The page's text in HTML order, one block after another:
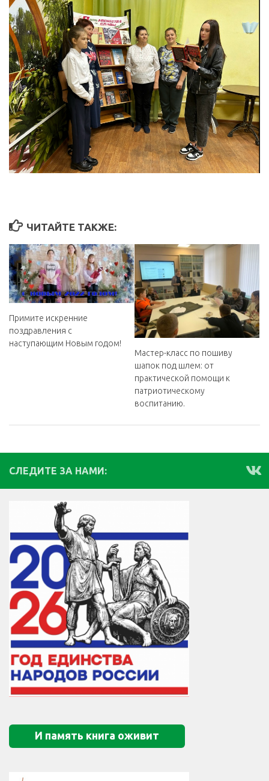
ЧИТАЙТЕ ТАКЖЕ:
Примите искренние
поздравления с
наступающим Новым годом!
Мастер-класс по пошиву
шапок под шлем: от
практической помощи к
патриотическому
воспитанию.
СЛЕДИТЕ ЗА НАМИ:
И память книга оживит